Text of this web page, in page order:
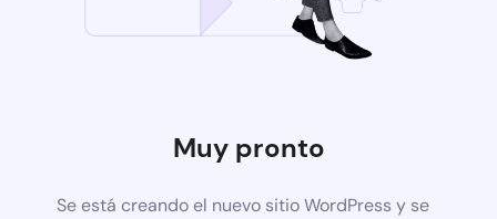
Muy pronto
Se está creando el nuevo sitio WordPress y se